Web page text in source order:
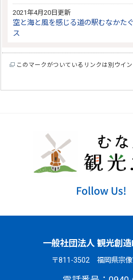
2021年4月20日更新
空と海と風を感じる道の駅むなかた
ス
このマークがついているリンクは別ウイ
一般社団法人 観光創
〒811-3502 福岡県宗像